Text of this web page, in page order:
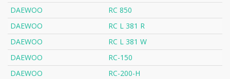
DAEWOO
RC 850
DAEWOO
RC L 381 R
DAEWOO
RC L 381 W
DAEWOO
RC-150
DAEWOO
RC-200-H